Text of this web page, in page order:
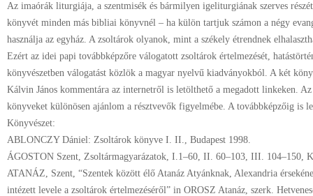
Az imaórák liturgiája, a szentmisék és bármilyen igeliturgiának szerves
könyvét minden más bibliai könyvnél – ha külön tartjuk számon a négy
használja az egyház. A zsoltárok olyanok, mint a székely étrendnek
Ezért az idei papi továbbképzőre válogatott zsoltárok értelmezését,
könyvészetben válogatást közlök a magyar nyelvű kiadványokból. A két
Kálvin János kommentára az internetről is letölthető a megadott linkeken.
könyveket különösen ajánlom a résztvevők figyelmébe. A továbbképzőig is
Könyvészet:
ABLONCZY Dániel: Zsoltárok könyve I. II., Budapest 1998.
ÁGOSTON Szent, Zsoltármagyarázatok, I.1–60, II. 60–103, III. 104–150,
ATANÁZ, Szent, “Szentek között élő Atanáz Atyánknak, Alexandria
intézett levele a zsoltárok értelmezéséről” in OROSZ Atanáz, szerk.